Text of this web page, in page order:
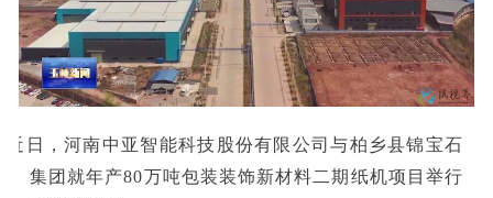
近日，河南中亚智能科技股份有限公司与柏乡县锦宝石
集团就年产80万吨包装装饰新材料二期纸机项目举行